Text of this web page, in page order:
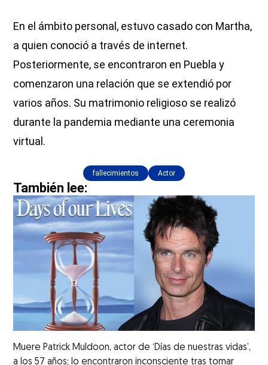
En el ámbito personal, estuvo casado con Martha,
a quien conoció a través de internet.
Posteriormente, se encontraron en Puebla y
comenzaron una relación que se extendió por
varios años. Su matrimonio religioso se realizó
durante la pandemia mediante una ceremonia
virtual.
fallecimientos Actor
También lee:
Muere Patrick Muldoon, actor de ‘Días de nuestras vidas’,
a los 57 años; lo encontraron inconsciente tras tomar